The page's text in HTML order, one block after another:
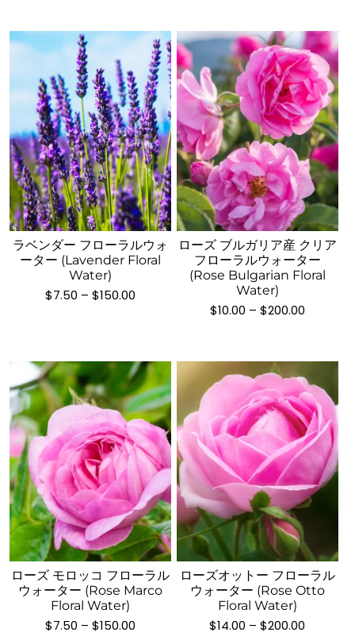
は
商
品
ペ
ー
ジ
か
ら
選
択
で
き
ま
す
は
商
品
ペ
ー
ジ
か
ら
選
択
で
き
ま
す
–
$200.00
バ
リ
エ
ー
シ
ョ
ン
が
あ
り
ま
す。
オ
プ
シ
は
商
品
ペ
ー
ジ
か
ら
選
択
で
き
ま
す
$200.00
リ
エ
ー
シ
ョ
ン
が
あ
り
ま
す。
オ
プ
シ
ョ
商
品
ペ
ー
ジ
か
ら
選
択
で
き
ま
す
ラベンダー フローラルウォ
ーター (Lavender Floral
Water)
$7.50 – $150.00価
$150.00
こ
の
商
品
に
は
複
エ
ー
シ
ョ
ン
が
あ
り
ま
す。
オ
プ
ョ
ローズ ブルガリア産 クリア
フローラルウォーター
(Rose Bulgarian Floral
Water)
$10.00 – $200.00価
–
$200.00
こ
の
商
品
に
は
複
数
リ
エ
ー
シ
ョ
ン
が
あ
り
ま
す。
オ
プ
シ
ローズ モロッコ フローラル
ウォーター (Rose Marco
Floral Water)
$7.50 – $150.00価
こ
の
商
品
に
は
複
ローズオットー フローラル
ウォーター (Rose Otto
Floral Water)
$14.00 –$200.00
こ
の
商
品
に
は
複